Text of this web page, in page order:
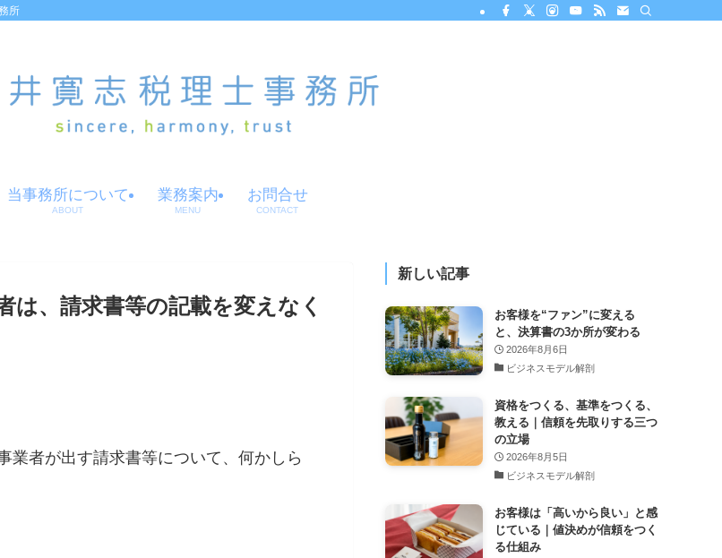
所
当事務所について
ABOUT
業務案内
MENU
お問合せ
CONTACT
は、請求書等の記載を変えなく
業者が出す請求書等について、何かしら
新しい記事
お客様を“ファン”に変える
と、決算書の3か所が変わる
2026年8月6日
ビジネスモデル解剖
資格をつくる、基準をつくる、
教える｜信頼を先取りする三つ
の立場
2026年8月5日
ビジネスモデル解剖
お客様は「高いから良い」と感
じている｜値決めが信頼をつく
る仕組み